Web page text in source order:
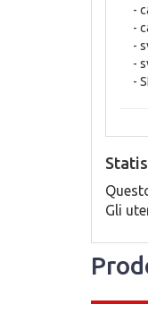
-
-
-
-
-
Gli